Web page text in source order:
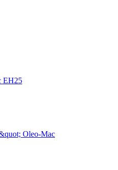
EH25